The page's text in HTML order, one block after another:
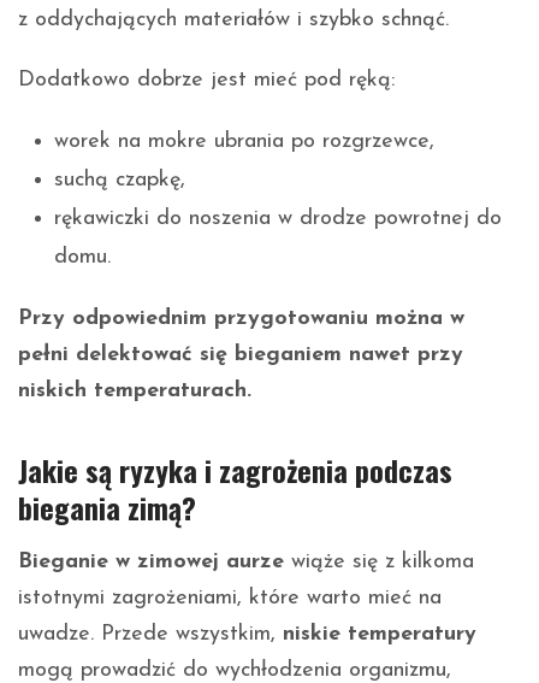
z oddychających materiałów i szybko schnąć.
Dodatkowo dobrze jest mieć pod ręką:
worek na mokre ubrania po rozgrzewce,
suchą czapkę,
rękawiczki do noszenia w drodze powrotnej do
domu.
Przy odpowiednim przygotowaniu można w
pełni delektować się bieganiem nawet przy
niskich temperaturach.
Jakie są ryzyka i zagrożenia podczas
biegania zimą?
Bieganie w zimowej aurze wiąże się z kilkoma
istotnymi zagrożeniami, które warto mieć na
uwadze. Przede wszystkim, niskie temperatury
mogą prowadzić do wychłodzenia organizmu,